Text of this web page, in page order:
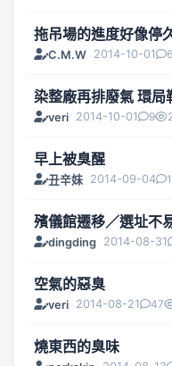
拖吊場的進度好像停
C.M.W 2014-10-01 6
染整廠再排廢氣 環局
veri 2014-10-01 9
早上被臭醒
丑辛妹 2014-09-04
殯儀館遷移／選址不
dingding 2014-08-31
空氣的惡臭
veri 2014-08-21 47
燒東西的臭味